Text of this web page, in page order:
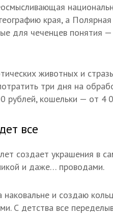
края, а
для чеченцев понятия
животных и
три дня на
рублей, кошельки — от 4
все
создает украшения в
и даже… проводами.
и создаю
С детства все